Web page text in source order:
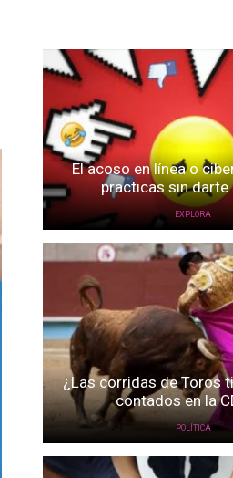
El acoso en línea o
practicas sin darte
EXPLORA
¿Las corridas de Toros
contados en la
POLÍTICA